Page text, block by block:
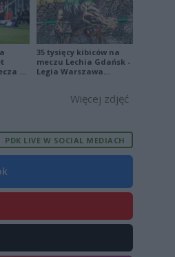
2-
35 tysięcy kibiców na
meczu Lechia Gdańsk -
Legia Warszawa
Więcej zdjęć
PDK LIVE W SOCIAL MEDIACH